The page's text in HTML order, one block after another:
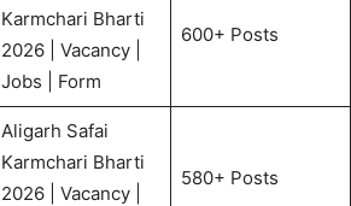
Karmchari Bharti
2026 | Vacancy |
Jobs | Form
600+ Posts
Aligarh Safai
Karmchari Bharti
2026 | Vacancy |
580+ Posts